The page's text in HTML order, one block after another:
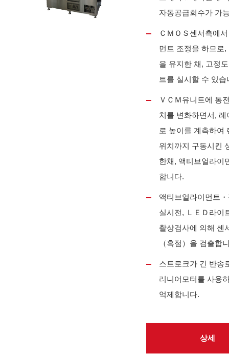
자동공급회수가 가
ＣＭＯＳ센서측에
먼트 조정을 하므로,
을 유지한 채, 고정
트를 실시할 수 있습
ＶＣＭ유니트에 통
치를 변화하면서, 레
로 높이를 계측하여
위치까지 구동시킨
한채, 액티브얼라이
합니다.
액티브얼라이먼트
실시전, ＬＥＤ라이
촬상검사에 의해 센
（흑점）을 검출합
스트로크가 긴 반송
리니어모터를 사용
억제합니다.
상세